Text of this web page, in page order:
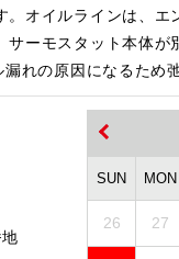
オイルラインは、
ーモスタット本体
れの原因になるため
SUN MON
26 27